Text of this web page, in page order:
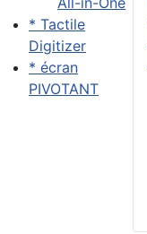
* Tactile
Digitizer
* écran
PIVOTANT